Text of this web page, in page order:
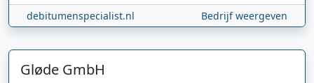
debitumenspecialist.nl Bedrijf weergeven
Gløde GmbH